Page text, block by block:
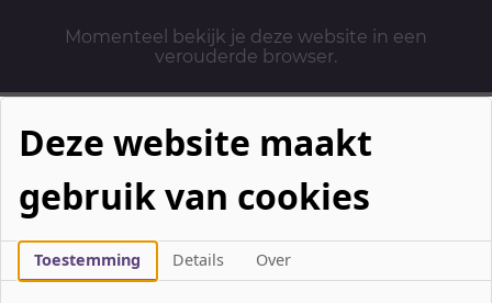
Momenteel bekijk je deze website in een
verouderde browser.
Mbo-opleidingen
Werken & Leren
Mavo / havo / vwo
Deze website maakt
gebruik van cookies
Toestemming Details Over